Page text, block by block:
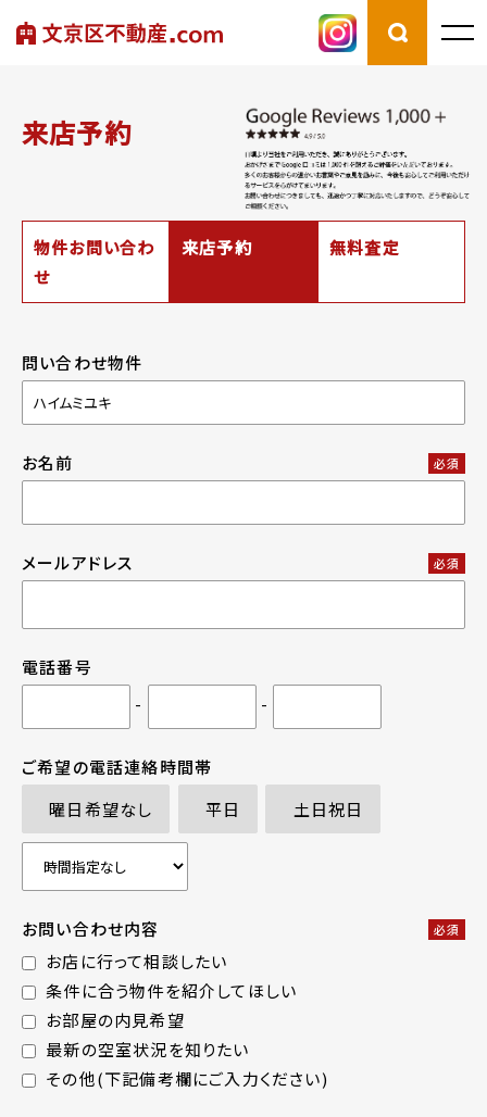
来店予約
物件お問い合わ
せ
来店予約 無料査定
問い合わせ物件
お名前 必須
メールアドレス 必須
電話番号
-
-
ご希望の電話連絡時間帯
曜日希望なし
平日 土日祝日
お問い合わせ内容 必須
お店に行って相談したい
条件に合う物件を紹介してほしい
お部屋の内見希望
最新の空室状況を知りたい
その他(下記備考欄にご入力ください)